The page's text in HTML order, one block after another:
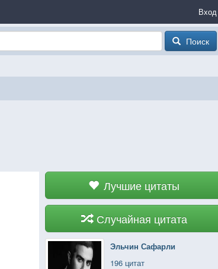
Вход
Поиск
Лучшие цитаты
Случайная цитата
Эльчин Сафарли
196 цитат